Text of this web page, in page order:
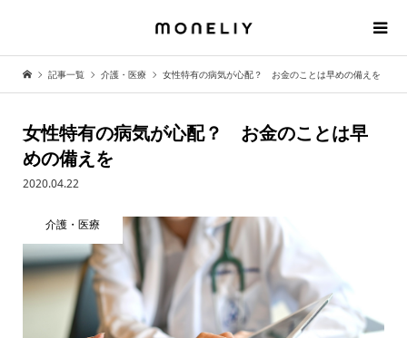
記事一覧 介護・医療 女性特有の病気が心配？ お金のことは早めの備えを
女性特有の病気が心配？ お金のことは早
めの備えを
2020.04.22
介護・医療